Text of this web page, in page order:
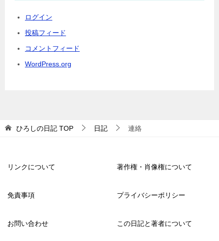
ログイン
投稿フィード
コメントフィード
WordPress.org
ひろしの日記 TOP 日記 連絡
リンクについて 著作権・肖像権について
免責事項 プライバシーポリシー
お問い合わせ この日記と著者について